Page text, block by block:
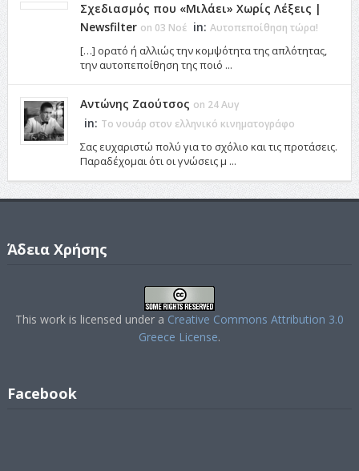
Σχεδιασμός που «Μιλάει» Χωρίς Λέξεις |
Newsfilter on 03 Νοέ in: Αυτοπεποίθηση τώρα!
[…] ορατό ή αλλιώς την κομψότητα της απλότητας,
την αυτοπεποίθηση της ποιό ...
Αντώνης Ζαούτσος on 24 Αυγ
in: Το νουάρ στον ελληνικό κινηματογράφο
Σας ευχαριστώ πολύ για το σχόλιο και τις προτάσεις.
Παραδέχομαι ότι οι γνώσεις μ ...
Άδεια Χρήσης
This work is licensed under a Creative Commons Attribution 3.0
Greece License.
Facebook